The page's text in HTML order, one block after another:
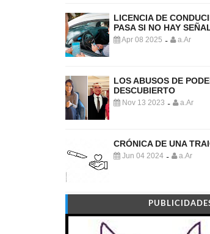
LICENCIA DE
PASA SI NO HAY
Apr 08 2025 - a.Ar
LOS ABUSOS DE
DESCUBIERTO
Nov 13 2023 - a.Ar
CRÓNICA DE UNA
Jun 04 2024 - a.Ar